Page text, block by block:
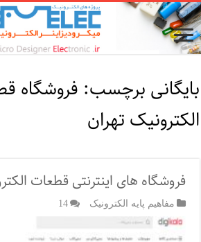
بایگانی برچسب: فروشگاه
الکترونیک تهران
فروشگاه‌ های اینترنتی قطعات
مفاهیم پایه الکترونیک 14